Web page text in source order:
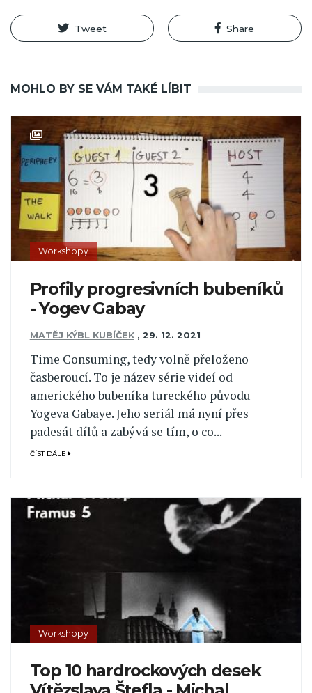
Tweet Share
MOHLO BY SE VÁM TAKÉ LÍBIT
Workshopy
Profily progresivních bubeníků
- Yogev Gabay
MATĚJ KÝBL KUBÍČEK , 29. 12. 2021
Time Consuming, tedy volně přeloženo
časberoucí. To je název série videí od
amerického bubeníka tureckého původu
Yogeva Gabaye. Jeho seriál má nyní přes
padesát dílů a zabývá se tím, o co...
ČÍST DÁLE
Workshopy
Top 10 hardrockových desek